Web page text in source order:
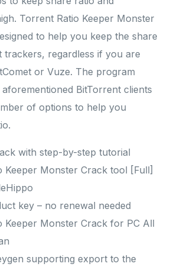
Torrent Ratio Keeper Monster
to help you keep the share
trackers, regardless if you are
or Vuze. The program
BitTorrent clients
of options to help you
with step-by-step tutorial
Keeper Monster Crack tool [Full]
key – no renewal needed
Keeper Monster Crack for PC All
supporting export to the